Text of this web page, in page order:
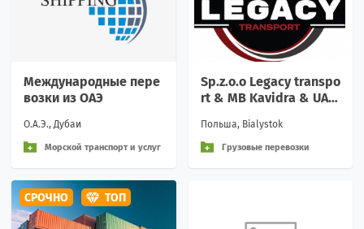
Международные пере
возки из ОАЭ
О.А.Э., Дубаи
Морской транспорт и услуг
Sp.z.o.o Legacy transpo
rt & MB Kavidra & UAB
Польша, Bialystok
Грузовые перевозки
СРОЧНО ТОП